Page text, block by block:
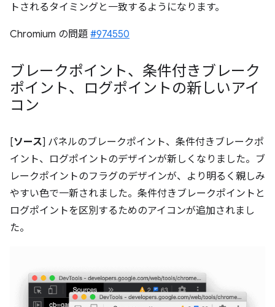
トされるタイミングと一致するようになります。
Chromium の問題 #974550
ブレークポイント、条件付きブレーク
ポイント、ログポイントの新しいアイ
コン
[ソース] パネルのブレークポイント、条件付きブレークポ
イント、ログポイントのデザインが新しくなりました。ブ
レークポイントのフラグのデザインが、より明るく親しみ
やすい色で一新されました。条件付きブレークポイントと
ログポイントを区別するためのアイコンが追加されまし
た。